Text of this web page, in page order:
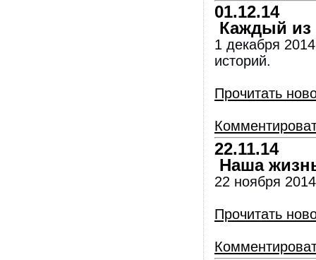
01.12.14
Каждый из
1 декабря
историй.
Прочитать
22.11.14
Наша
22 ноября
Прочитать